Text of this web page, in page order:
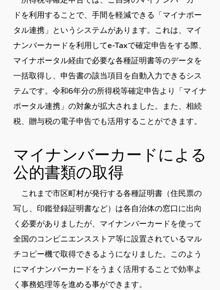
ドを利用することで、手間を軽減できる「マイナポー
タル連携」というシステムがあります。これは、マイ
ナンバーカードを利用してe-Taxで確定申告をする際、
マイナポータル経由で必要な各種証明書等のデータを
一括取得し、申告書の該当項目を自動入力できるシス
テムです。令和6年分の所得税等確定申告より「マイナ
ポータル連携」の対象が拡大されました。また、相続
税、贈与税の電子申告でも活用することができます。
マイナンバーカードによる
公的書類の取得
これまで市区町村が発行する各種証明書（住民票の
写し、印鑑登録証明書など）は各自治体の窓口に出向
く必要がありましたが、マイナンバーカードを使って
全国のコンビニエンスストア等に設置されているマル
チコピー機で取得できるようになりました。このよう
にマイナンバーカードをうまく活用することで効率よ
く事務処理等を進める事ができます。